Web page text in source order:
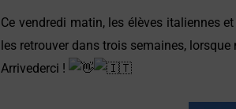
Ce vendredi matin, les élèves italiennes
les retrouver dans trois semaines,
Arrivederci !